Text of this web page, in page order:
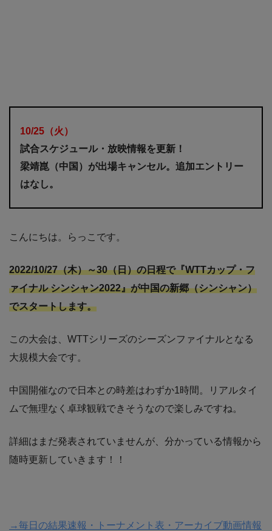
10/25 （火）
試合スケジュール・放映情報を更新！
梁靖崑（中国）が出場キャンセル。追加エントリー
はなし。
こんにちは。らっこです。
2022/10/27（木）～30（日）の日程で『WTTカップ・フ
ァイナル シンシャン2022』が中国の新郷（シンシャン）
でスタートします。
この大会は、WTTシリーズのシーズンファイナルとなる
大規模大会です。
中国開催なので日本との時差はわずか1時間。リアルタイ
ムで無理なく卓球観戦できそうなので楽しみですね。
詳細はまだ発表されていませんが、分かっている情報から
随時更新していきます！！
→毎日の結果速報・トーナメント表・アーカイブ動画情報